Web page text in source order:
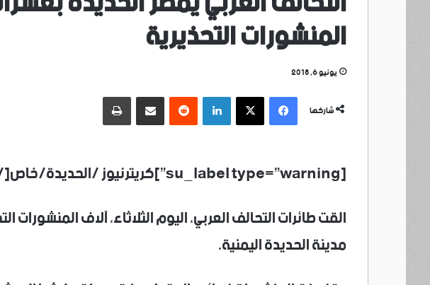
المنشورات التحذيرية
يونيو 6, 2018
شاركها
فيسبوك
‫X لينكدإن
‏Reddit مشاركة عبر البريد طباعة
[su_label type=”warning”]كريترنيوز /الحديدة/خاص[/su_label]
القت طائرات التحالف العربي، اليوم الثلاثاء، آلاف المنشورات
مدينة الحديدة اليمنية.